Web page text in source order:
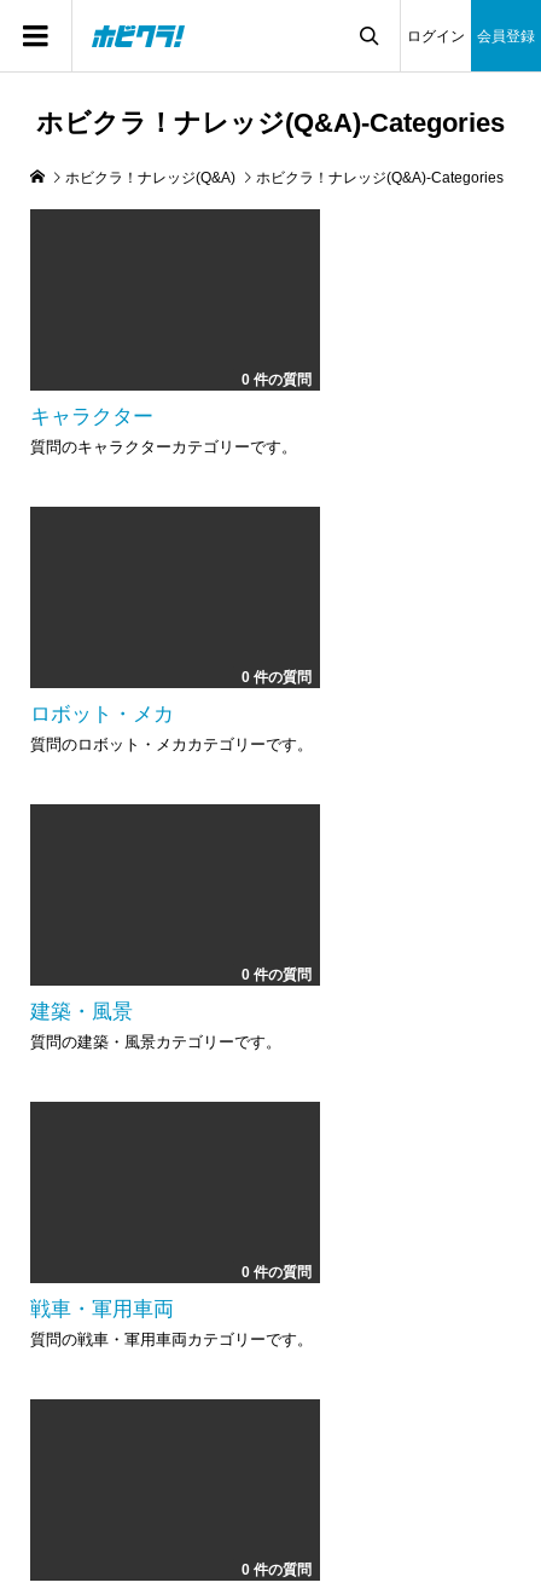
ログイン 会員登録
ホビクラ！ナレッジ(Q&A)-Categories
ホビクラ！ナレッジ(Q&A) ホビクラ！ナレッジ(Q&A)-Categories
0 件の質問
キャラクター
質問のキャラクターカテゴリーです。
0 件の質問
ロボット・メカ
質問のロボット・メカカテゴリーです。
0 件の質問
建築・風景
質問の建築・風景カテゴリーです。
0 件の質問
戦車・軍用車両
質問の戦車・軍用車両カテゴリーです。
0 件の質問